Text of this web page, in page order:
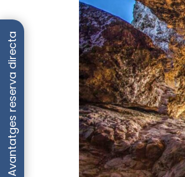
Avantatges reserva directa